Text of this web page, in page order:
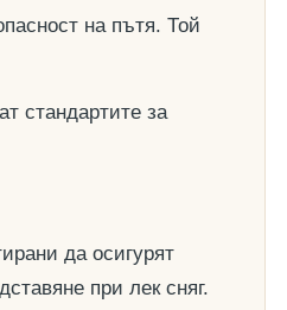
на пътя. Той
стандартите за
да осигурят
при лек сняг.